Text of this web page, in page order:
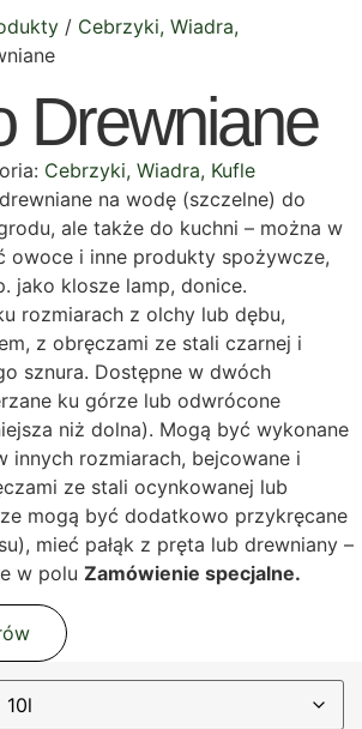
/ Cebrzyki, Wiadra,
Drewniane
Cebrzyki, Wiadra, Kufle
na wodę (szczelne) do
ale także do kuchni – można w
owoce i inne produkty spożywcze,
jako klosze lamp, donice.
rozmiarach z olchy lub dębu,
z obręczami ze stali czarnej i
sznura. Dostępne w dwóch
ku górze lub odwrócone
niż dolna). Mogą być wykonane
innych rozmiarach, bejcowane i
ze stali ocynkowanej lub
mogą być dodatkowo przykręcane
mieć pałąk z pręta lub drewniany –
w polu Zamówienie specjalne.